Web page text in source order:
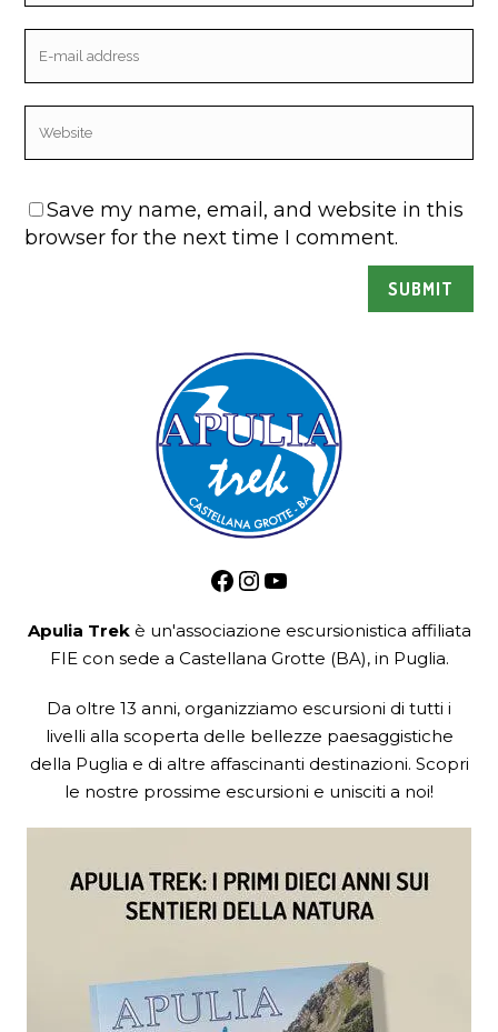
Save my name, email, and website in this
browser for the next time I comment.
Facebook
Instagram
YouTube
Apulia Trekè un'associazione escursionistica affiliata
FIEcon sede a Castellana Grotte (BA), in Puglia.
Da oltre 13 anni, organizziamo escursioni di tutti i
livelli alla scoperta delle bellezze paesaggistiche
della Puglia e di altre affascinanti destinazioni. Scopri
le nostre prossime escursioni e unisciti a noi!